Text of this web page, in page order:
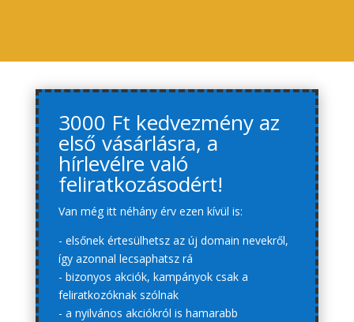
3000 Ft kedvezmény az
első vásárlásra, a
hírlevélre való
feliratkozásodért!
Van még itt néhány érv ezen kívül is:
- elsőnek értesülhetsz az új domain nevekről,
így azonnal lecsaphatsz rá
- bizonyos akciók, kampányok csak a
feliratkozóknak szólnak
- a nyilvános akciókról is hamarabb